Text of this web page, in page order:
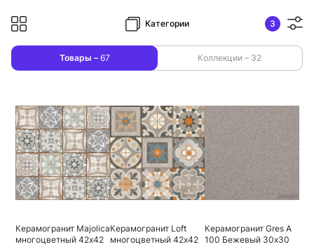
Категории 3
Товары – 67 Коллекции – 32
Керамогранит Majolica
многоцветный 42х42
Керамогранит Loft
многоцветный 42х42
Керамогранит Gres A
100 Бежевый 30х30